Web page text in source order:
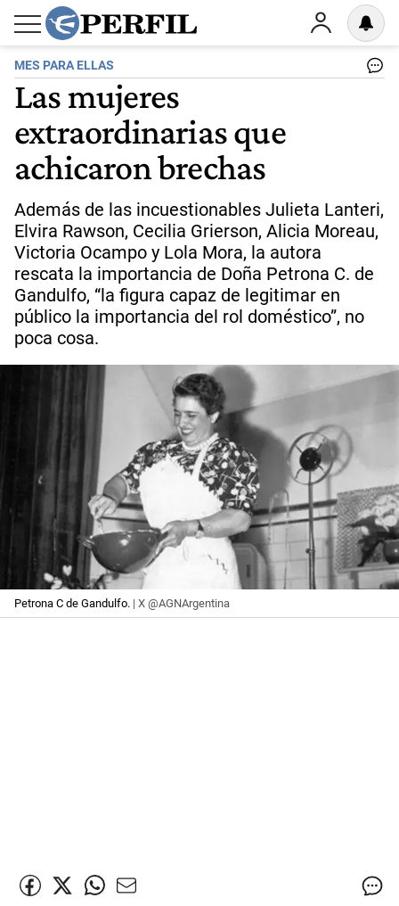
MES PARA ELLAS
Las mujeres
extraordinarias que
achicaron brechas
Además de las incuestionables Julieta Lanteri,
Elvira Rawson, Cecilia Grierson, Alicia Moreau,
Victoria Ocampo y Lola Mora, la autora
rescata la importancia de Doña Petrona C. de
Gandulfo, “la figura capaz de legitimar en
público la importancia del rol doméstico”, no
poca cosa.
Petrona C de Gandulfo. | X @AGNArgentina